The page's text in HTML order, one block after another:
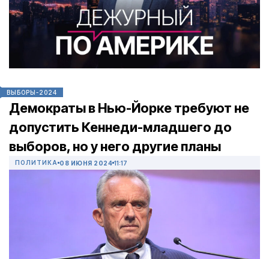
ВЫБОРЫ-2024
Демократы в Нью-Йорке требуют не
допустить Кеннеди-младшего до
выборов, но у него другие планы
ПОЛИТИКА 08 ИЮНЯ 2024 11:17